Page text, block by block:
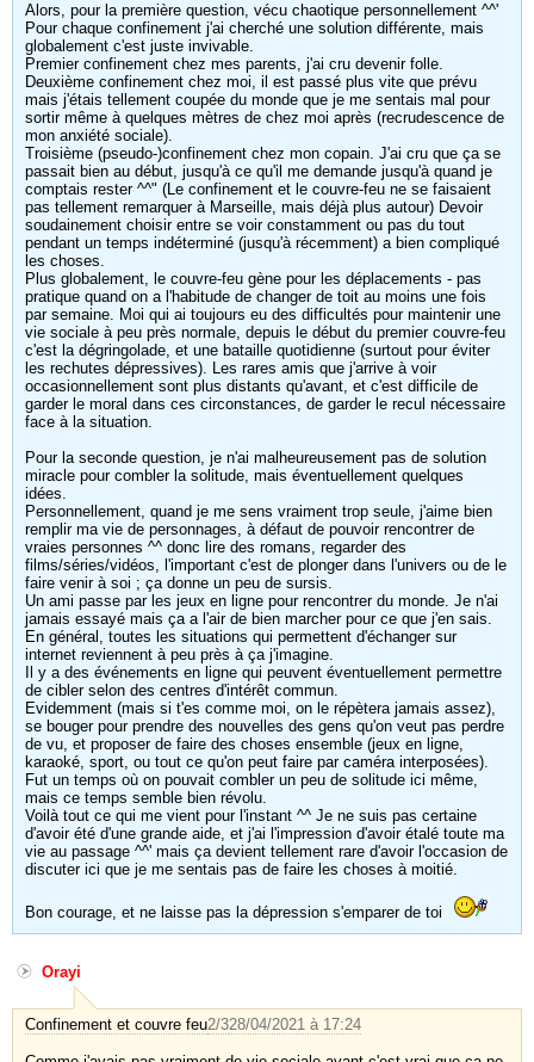
Alors, pour la première question, vécu chaotique personnellement ^^'
Pour chaque confinement j'ai cherché une solution différente, mais
globalement c'est juste invivable.
Premier confinement chez mes parents, j'ai cru devenir folle.
Deuxième confinement chez moi, il est passé plus vite que prévu
mais j'étais tellement coupée du monde que je me sentais mal pour
sortir même à quelques mètres de chez moi après (recrudescence de
mon anxiété sociale).
Troisième (pseudo-)confinement chez mon copain. J'ai cru que ça se
passait bien au début, jusqu'à ce qu'il me demande jusqu'à quand je
comptais rester ^^" (Le confinement et le couvre-feu ne se faisaient
pas tellement remarquer à Marseille, mais déjà plus autour) Devoir
soudainement choisir entre se voir constamment ou pas du tout
pendant un temps indéterminé (jusqu'à récemment) a bien compliqué
les choses.
Plus globalement, le couvre-feu gène pour les déplacements - pas
pratique quand on a l'habitude de changer de toit au moins une fois
par semaine. Moi qui ai toujours eu des difficultés pour maintenir une
vie sociale à peu près normale, depuis le début du premier couvre-feu
c'est la dégringolade, et une bataille quotidienne (surtout pour éviter
les rechutes dépressives). Les rares amis que j'arrive à voir
occasionnellement sont plus distants qu'avant, et c'est difficile de
garder le moral dans ces circonstances, de garder le recul nécessaire
face à la situation.
Pour la seconde question, je n'ai malheureusement pas de solution
miracle pour combler la solitude, mais éventuellement quelques
idées.
Personnellement, quand je me sens vraiment trop seule, j'aime bien
remplir ma vie de personnages, à défaut de pouvoir rencontrer de
vraies personnes ^^ donc lire des romans, regarder des
films/séries/vidéos, l'important c'est de plonger dans l'univers ou de le
faire venir à soi ; ça donne un peu de sursis.
Un ami passe par les jeux en ligne pour rencontrer du monde. Je n'ai
jamais essayé mais ça a l'air de bien marcher pour ce que j'en sais.
En général, toutes les situations qui permettent d'échanger sur
internet reviennent à peu près à ça j'imagine.
Il y a des événements en ligne qui peuvent éventuellement permettre
de cibler selon des centres d'intérêt commun.
Evidemment (mais si t'es comme moi, on le répètera jamais assez),
se bouger pour prendre des nouvelles des gens qu'on veut pas perdre
de vu, et proposer de faire des choses ensemble (jeux en ligne,
karaoké, sport, ou tout ce qu'on peut faire par caméra interposées).
Fut un temps où on pouvait combler un peu de solitude ici même,
mais ce temps semble bien révolu.
Voilà tout ce qui me vient pour l'instant ^^ Je ne suis pas certaine
d'avoir été d'une grande aide, et j'ai l'impression d'avoir étalé toute ma
vie au passage ^^' mais ça devient tellement rare d'avoir l'occasion de
discuter ici que je me sentais pas de faire les choses à moitié.
Bon courage, et ne laisse pas la dépression s'emparer de toi
Orayi
Confinement et couvre feu2/328/04/2021 à 17:24